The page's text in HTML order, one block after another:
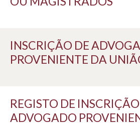
INSCRIÇÃO DE
PROVENIENTE DA
REGISTO DE
ADVOGADO